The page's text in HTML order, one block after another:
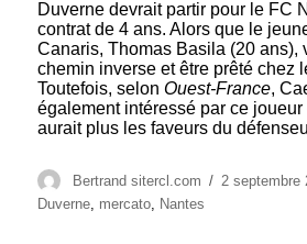
Duverne devrait partir pour le FC
contrat de 4 ans. Alors que le
Canaris, Thomas Basila (20 ans),
chemin inverse et être prêté chez
Toutefois, selonOuest-France,
également intéressé par ce
aurait plus les faveurs du
Auteur
Bertrand sitercl.com
Publié
2 septembre
Duverne, mercato, Nantes